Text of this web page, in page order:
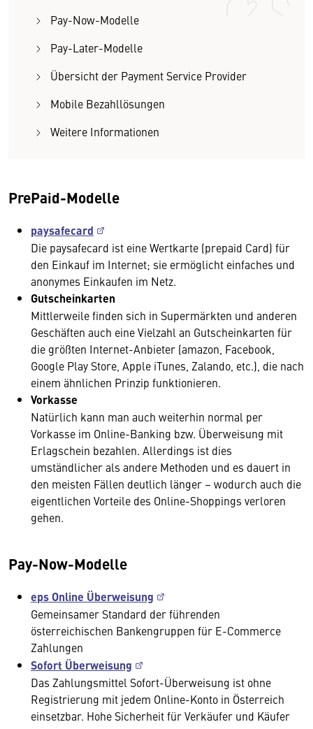
Pay-Now-Modelle
Pay-Later-Modelle
Übersicht der Payment Service Provider
Mobile Bezahllösungen
Weitere Informationen
PrePaid-Modelle
paysafecard
Die paysafecard ist eine Wertkarte (prepaid Card) für
den Einkauf im Internet; sie ermöglicht einfaches und
anonymes Einkaufen im Netz.
Gutscheinkarten
Mittlerweile finden sich in Supermärkten und anderen
Geschäften auch eine Vielzahl an Gutscheinkarten für
die größten Internet-Anbieter (amazon, Facebook,
Google Play Store, Apple iTunes, Zalando, etc.), die nach
einem ähnlichen Prinzip funktionieren.
Vorkasse
Natürlich kann man auch weiterhin normal per
Vorkasse im Online-Banking bzw. Überweisung mit
Erlagschein bezahlen. Allerdings ist dies
umständlicher als andere Methoden und es dauert in
den meisten Fällen deutlich länger – wodurch auch die
eigentlichen Vorteile des Online-Shoppings verloren
gehen.
Pay-Now-Modelle
eps Online Überweisung
Gemeinsamer Standard der führenden
österreichischen Bankengruppen für E-Commerce
Zahlungen
Sofort Überweisung
Das Zahlungsmittel Sofort-Überweisung ist ohne
Registrierung mit jedem Online-Konto in Österreich
einsetzbar. Hohe Sicherheit für Verkäufer und Käufer